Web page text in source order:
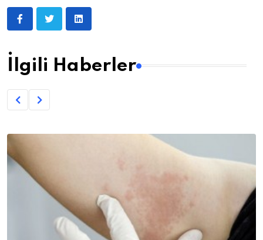
İlgili Haberler